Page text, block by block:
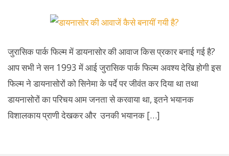
कैसे
बनायीं
गयी
जुरासिक पार्क फिल्म में डायनासोर की आवाज किस प्रकार बनाई गई है?
आप सभी ने सन 1993 में आई जुरासिक पार्क फिल्म अवश्य देखि होगी इस
फिल्म ने डायनासोरों को सिनेमा के पर्दे पर जीवंत कर दिया था तथा
डायनासोरों का परिचय आम जनता से करवाया था, इतने भयानक
विशालकाय प्राणी देखकर और उनकी भयानक […]